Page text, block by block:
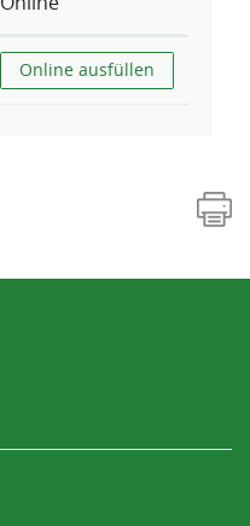
Unwetter-Schäden
Online ausfüllen